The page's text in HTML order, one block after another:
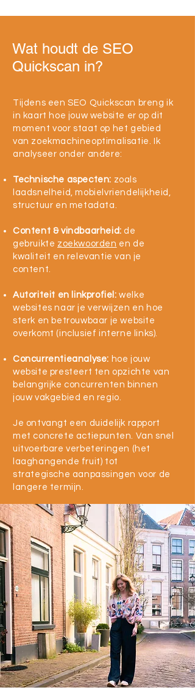
Wat houdt de SEO
Quickscan in?
Tijdens een SEO Quickscan breng ik
in kaart hoe jouw website er op dit
moment voor staat op het gebied
van zoekmachineoptimalisatie. Ik
analyseer onder andere:
Technische aspecten: zoals
laadsnelheid, mobielvriendelijkheid,
structuur en metadata.
Content & vindbaarheid: de
gebruikte zoekwoorden en de
kwaliteit en relevantie van je
content.
Autoriteit en linkprofiel:welke
websites naar je verwijzen en hoe
sterk en betrouwbaar je website
overkomt (inclusief interne links).
Concurrentieanalyse: hoe jouw
website presteert ten opzichte van
belangrijke concurrenten binnen
jouw vakgebied en regio.
Je ontvangt een duidelijk rapport
met concrete actiepunten. Van snel
uitvoerbare verbeteringen (het
laaghangende fruit) tot
strategische aanpassingen voor de
langere termijn.